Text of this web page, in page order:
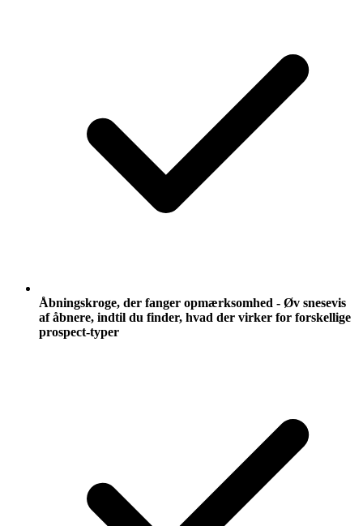
Åbningskroge, der fanger opmærksomhed - Øv snesevis
af åbnere, indtil du finder, hvad der virker for forskellige
prospect-typer